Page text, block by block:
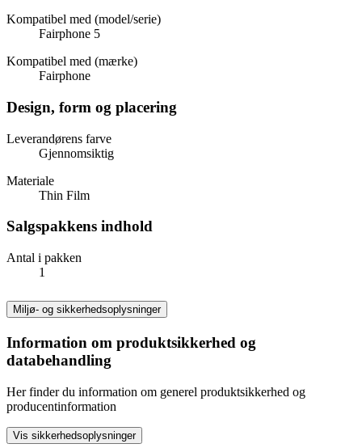
Kompatibel med (model/serie)
Fairphone 5
Kompatibel med (mærke)
Fairphone
Design, form og placering
Leverandørens farve
Gjennomsiktig
Materiale
Thin Film
Salgspakkens indhold
Antal i pakken
1
Miljø- og sikkerhedsoplysninger
Information om produktsikkerhed og
databehandling
Her finder du information om generel produktsikkerhed og
producentinformation
Vis sikkerhedsoplysninger